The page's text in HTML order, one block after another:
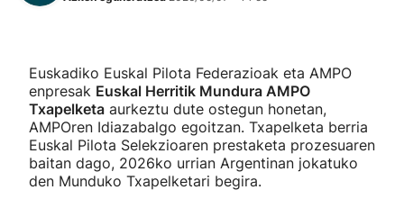
Euskadiko Euskal Pilota Federazioak eta AMPO
enpresak Euskal Herritik Mundura AMPO
Txapelketa aurkeztu dute ostegun honetan,
AMPOren Idiazabalgo egoitzan. Txapelketa berria
Euskal Pilota Selekzioaren prestaketa prozesuaren
baitan dago, 2026ko urrian Argentinan jokatuko
den Munduko Txapelketari begira.